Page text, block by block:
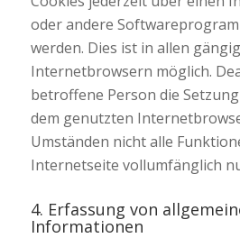
oder andere
werden. Dies ist in allen
Internetbrowsern möglich.
betroffene Person die
dem genutzten
Umständen nicht alle
Internetseite vollumfänglich
4. Erfassung von
Informationen